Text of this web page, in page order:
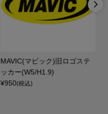
MAVIC(マビック)旧ロゴステ
ッカー(W5/H1.9)
¥950(税込)
